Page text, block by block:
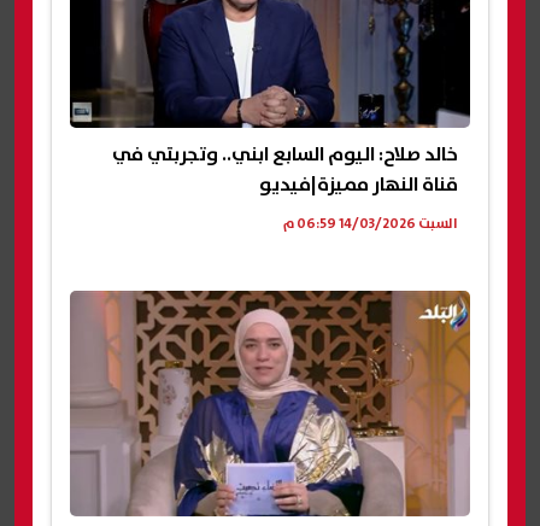
خالد صلاح: اليوم السابع ابني.. وتجربتي في
قناة النهار مميزة|فيديو
السبت 14/03/2026 06:59 م